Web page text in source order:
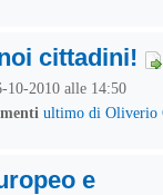
cittadini!
10-2010 alle 14:50
ultimo di Oliverio
e